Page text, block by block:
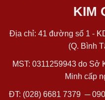
KIM
Địa chỉ: 41 đường số 1 -
(Q. Bình
MST: 0311259943 do
Minh cấp
ĐT: (028) 6681 7379 ─